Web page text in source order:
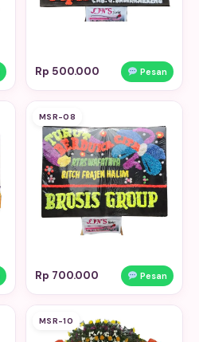
Rp 500.000 Pesan
MSR-08
Rp 700.000 Pesan
MSR-10